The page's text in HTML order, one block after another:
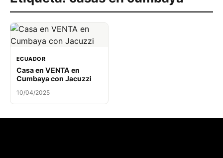
ECUADOR
Casa en VENTA en
Cumbaya con Jacuzzi
10/04/2025